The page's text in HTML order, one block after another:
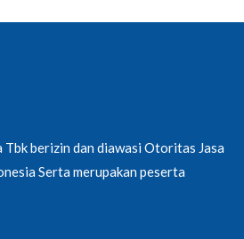
Tbk berizin dan diawasi Otoritas Jasa
Serta merupakan peserta